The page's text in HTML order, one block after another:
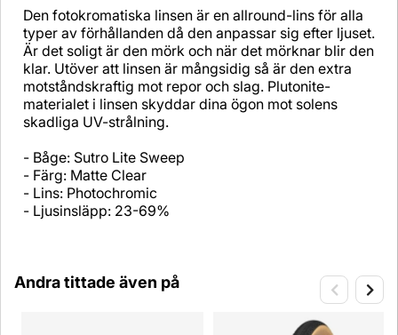
Den fotokromatiska linsen är en allround-lins för alla
typer av förhållanden då den anpassar sig efter ljuset.
Är det soligt är den mörk och när det mörknar blir den
klar. Utöver att linsen är mångsidig så är den extra
motståndskraftig mot repor och slag. Plutonite-
materialet i linsen skyddar dina ögon mot solens
skadliga UV-strålning.
- Båge: Sutro Lite Sweep
- Färg: Matte Clear
- Lins: Photochromic
- Ljusinsläpp: 23-69%
Andra tittade även på